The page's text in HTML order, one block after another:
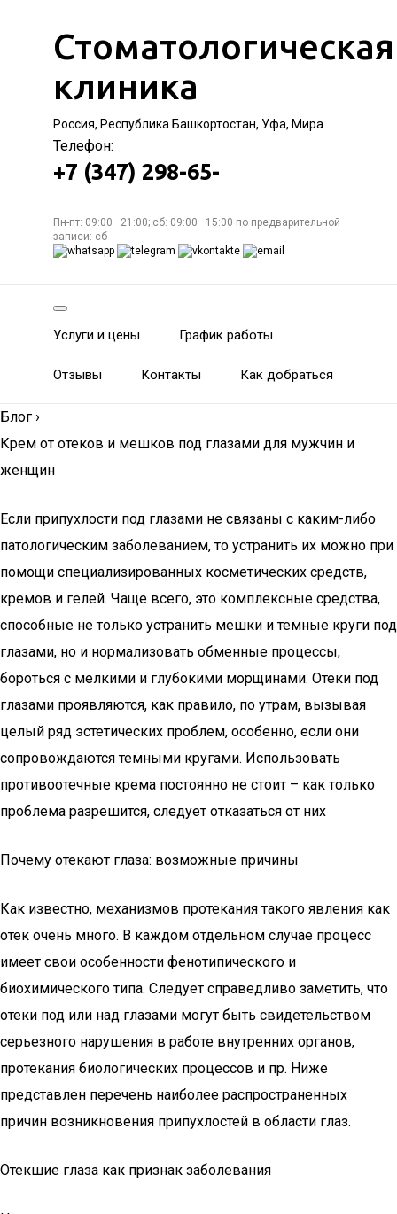
Стоматологическая
клиника
Россия, Республика Башкортостан, Уфа, Мира
Телефон:
+7 (347) 298-65-
Пн-пт: 09:00—21:00; сб: 09:00—15:00 по предварительной
записи: сб
Услуги и цены График работы
Отзывы Контакты Как добраться
Блог ›
Крем от отеков и мешков под глазами для мужчин и
женщин
Если припухлости под глазами не связаны с каким-либо
патологическим заболеванием, то устранить их можно при
помощи специализированных косметических средств,
кремов и гелей. Чаще всего, это комплексные средства,
способные не только устранить мешки и темные круги под
глазами, но и нормализовать обменные процессы,
бороться с мелкими и глубокими морщинами. Отеки под
глазами проявляются, как правило, по утрам, вызывая
целый ряд эстетических проблем, особенно, если они
сопровождаются темными кругами. Использовать
противоотечные крема постоянно не стоит – как только
проблема разрешится, следует отказаться от них
Почему отекают глаза: возможные причины
Как известно, механизмов протекания такого явления как
отек очень много. В каждом отдельном случае процесс
имеет свои особенности фенотипического и
биохимического типа. Следует справедливо заметить, что
отеки под или над глазами могут быть свидетельством
серьезного нарушения в работе внутренних органов,
протекания биологических процессов и пр. Ниже
представлен перечень наиболее распространенных
причин возникновения припухлостей в области глаз.
Отекшие глаза как признак заболевания